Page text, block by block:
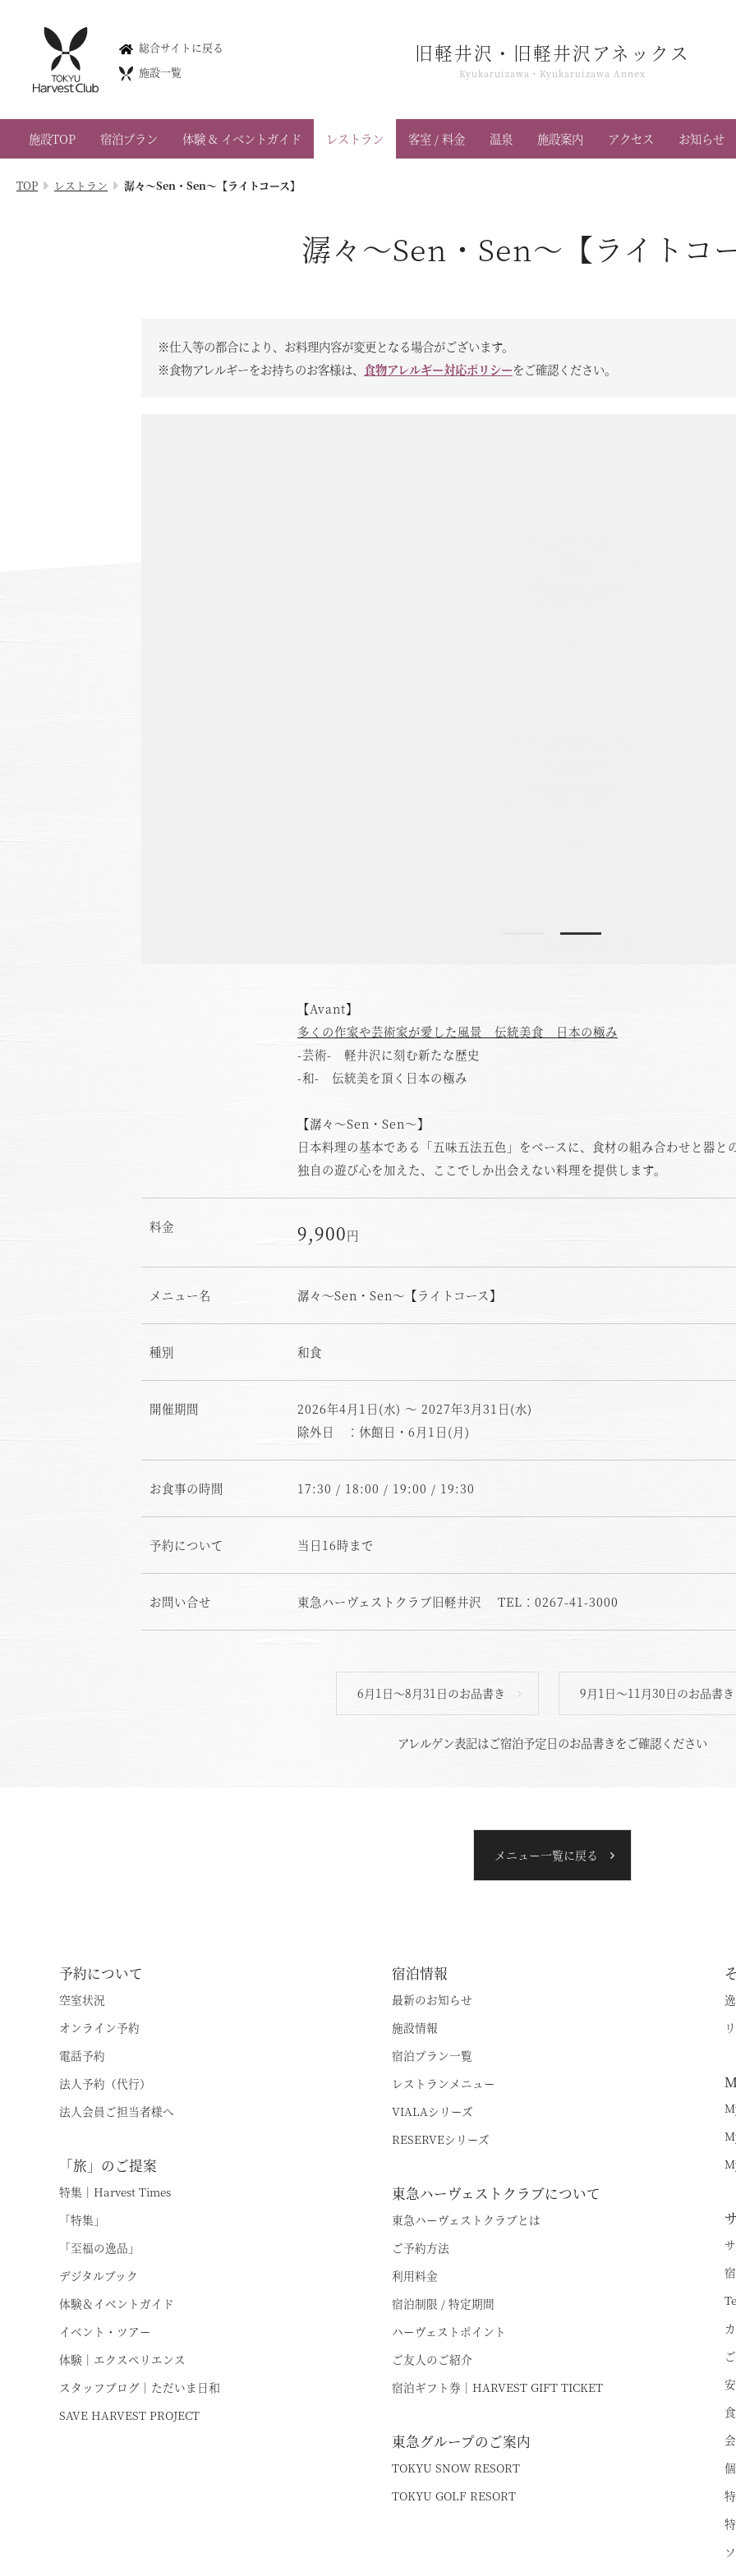
総合サイトに戻る
施設一覧
旧軽井沢・旧軽井沢アネックス
Kyukaruizawa・Kyukaruizawa Annex
施設TOP 宿泊プラン 体験 & イベントガイド レストラン 客室 / 料金 温泉 施設案内 アクセス お知らせ
旧軽井沢・旧軽井沢アネックス
Kyukaruizawa・Kyukaruizawa Annex
会員権のご案内
TOP
TOP レストラン 潺々～Sen・Sen～【ライトコース】
潺々～Sen・Sen～【ライトコ
※仕入等の都合により、お料理内容が変更となる場合がございます。
※食物アレルギーをお持ちのお客様は、 食物アレルギー対応ポリシーをご確認ください。
【Avant】
多くの作家や芸術家が愛した風景 伝統美食 日本の極み
-芸術- 軽井沢に刻む新たな歴史
-和- 伝統美を頂く日本の極み
【潺々～Sen・Sen～】
日本料理の基本である「五味五法五色」をベースに、食材の組み合わせと器と
独自の遊び心を加えた、ここでしか出会えない料理を提供します。
料金 9,900円
メニュー名 潺々～Sen・Sen～【ライトコース】
種別 和食
開催期間
2026年4月1日(水) ～ 2027年3月31日(水)
除外日 ：休館日・6月1日(月)
お食事の時間 17:30 / 18:00 / 19:00 / 19:30
予約について 当日16時まで
お問い合せ 東急ハーヴェストクラブ旧軽井沢 TEL：0267-41-3000
6月1日～8月31日のお品書き 9月1日～11月30日のお品書き
アレルゲン表記はご宿泊予定日のお品書きをご確認ください
メニュー一覧に戻る
オンライン予約はこちら
お電話でのご予約はこちら
予約について
空室状況
オンライン予約
電話予約
法人予約（代行）
法人会員ご担当者様へ
「旅」のご提案
特集｜Harvest Times
「特集」
「至福の逸品」
デジタルブック
体験＆イベントガイド
イベント・ツアー
体験｜エクスペリエンス
スタッフブログ｜ただいま日和
SAVE HARVEST PROJECT
宿泊情報
最新のお知らせ
施設情報
宿泊プラン一覧
レストランメニュー
VIALAシリーズ
RESERVEシリーズ
東急ハーヴェストクラブについて
東急ハーヴェストクラブとは
ご予約方法
利用料金
宿泊制限 / 特定期間
ハーヴェストポイント
ご友人のご紹介
宿泊ギフト券｜HARVEST GIFT TICKET
東急グループのご案内
TOKYU SNOW RESORT
TOKYU GOLF RESORT